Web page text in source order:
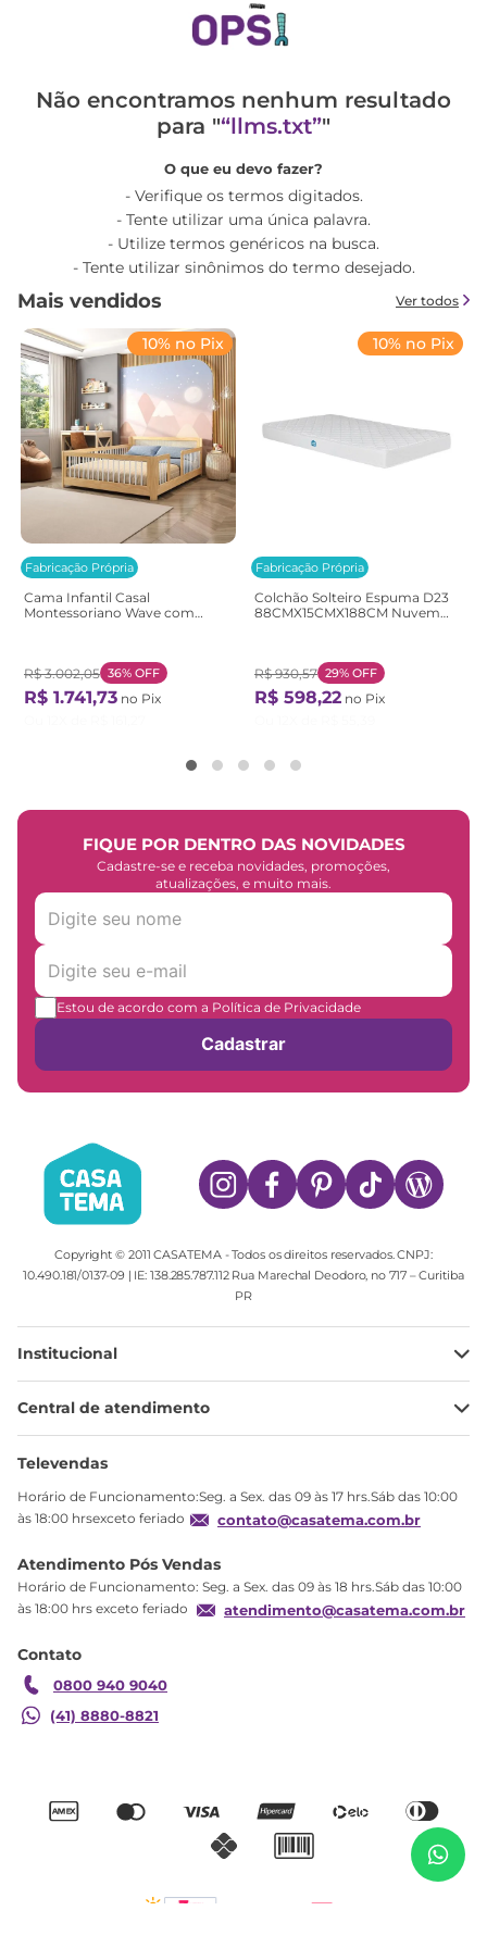
Não encontramos nenhum resultado
para " llms.txt "
O que eu devo fazer?
Verifique os termos digitados.
Tente utilizar uma única palavra.
Utilize termos genéricos na busca.
Tente utilizar sinônimos do termo desejado.
Mais vendidos Ver todos
Fabricação Própria
10% no Pix
Cama Infantil Casal
Montessoriano Wave com
Natural/Branco
R$ 3.002,05 36% OFF
R$ 1.741,73 no Pix
Fabricação Própria
10% no Pix
Colchão Solteiro Espuma D23
88CMX15CMX188CM Nuvem
R$ 930,57 29% OFF
R$ 598,22 no Pix
FIQUE POR DENTRO DAS NOVIDADES
Cadastre-se e receba novidades, promoções,
atualizações, e muito mais.
Estou de acordo com a Política de Privacidade
Cadastrar
Copyright © 2011 CASATEMA - Todos os direitos reservados. CNPJ:
10.490.181/0137-09 | IE: 138.285.787.112 Rua Marechal Deodoro, no 717 – Curitiba
PR
Institucional
Minha Conta
Meus pedidos
Troca
Garantia
Central de atendimento
Ajuda
Televendas
Horário de Funcionamento:Seg. a Sex. das 09 às 17 hrs.Sáb das 10:00
às 18:00 hrsexceto feriado
contato@casatema.com.br
Atendimento Pós Vendas
Horário de Funcionamento: Seg. a Sex. das 09 às 18 hrs.Sáb das 10:00
às 18:00 hrs exceto feriado
atendimento@casatema.com.br
Contato
0800 940 9040
(41) 8880-8821